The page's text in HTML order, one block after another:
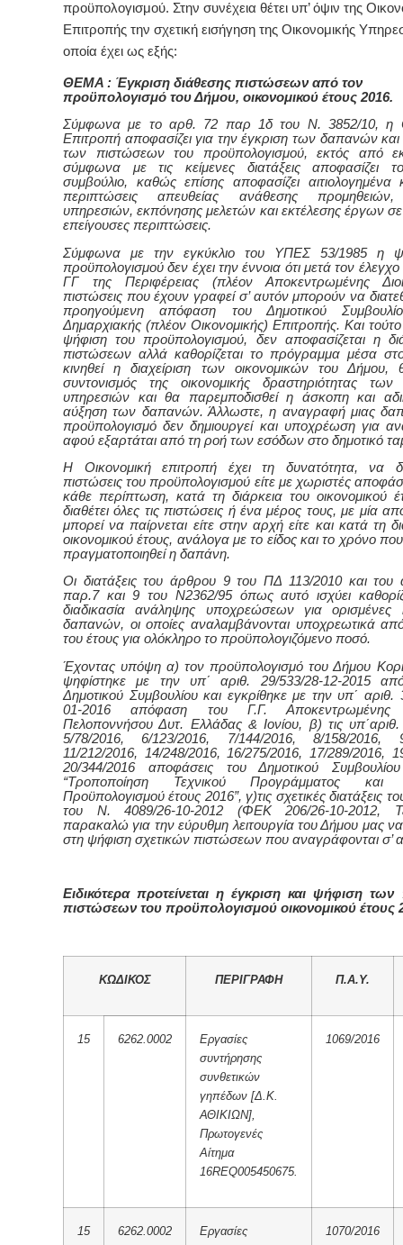
προϋπολογισμού. Στην συνέχεια θέτει υπ’ όψιν της
Επιτροπής την σχετική εισήγηση της Οικονομικής
οποία έχει ως εξής:
ΘΕΜΑ : Έγκριση διάθεσης πιστώσεων από τον
προϋπολογισμό του Δήμου, οικονομικού έτους 2016.
Σύμφωνα με το αρθ. 72 παρ 1δ του Ν. 3852/10, η
Επιτροπή αποφασίζει για την έγκριση των δαπανών και
των πιστώσεων του προϋπολογισμού, εκτός από
σύμφωνα με τις κείμενες διατάξεις αποφασίζει
συμβούλιο, καθώς επίσης αποφασίζει αιτιολογημένα
περιπτώσεις απευθείας ανάθεσης
υπηρεσιών, εκπόνησης μελετών και εκτέλεσης έργων σε
επείγουσες περιπτώσεις.
Σύμφωνα με την εγκύκλιο του ΥΠΕΣ 53/1985 η
προϋπολογισμού δεν έχει την έννοια ότι μετά τον
ΓΓ της Περιφέρειας (πλέον Αποκεντρωμένης
πιστώσεις που έχουν γραφεί σ’ αυτόν μπορούν να
προηγούμενη απόφαση του Δημοτικού
Δημαρχιακής (πλέον Οικονομικής) Επιτροπής. Και τούτο
ψήφιση του προϋπολογισμού, δεν αποφασίζεται η
πιστώσεων αλλά καθορίζεται το πρόγραμμα μέσα
κινηθεί η διαχείριση των οικονομικών του Δήμου,
συντονισμός της οικονομικής δραστηριότητας των
υπηρεσιών και θα παρεμποδισθεί η άσκοπη και
αύξηση των δαπανών. Άλλωστε, η αναγραφή μιας
προϋπολογισμό δεν δημιουργεί και υποχρέωση για
αφού εξαρτάται από τη ροή των εσόδων στο δημοτικό
Η Οικονομική επιτροπή έχει τη δυνατότητα, να
πιστώσεις του προϋπολογισμού είτε με χωριστές
κάθε περίπτωση, κατά τη διάρκεια του οικονομικού
διαθέτει όλες τις πιστώσεις ή ένα μέρος τους, με μία
μπορεί να παίρνεται είτε στην αρχή είτε και κατά τη
οικονομικού έτους, ανάλογα με το είδος και το χρόνο
πραγματοποιηθεί η δαπάνη.
Οι διατάξεις του άρθρου 9 του ΠΔ 113/2010 και του
παρ.7 και 9 του Ν2362/95 όπως αυτό ισχύει
διαδικασία ανάληψης υποχρεώσεων για ορισμένες
δαπανών, οι οποίες αναλαμβάνονται υποχρεωτικά
του έτους για ολόκληρο το προϋπολογιζόμενο ποσό.
Έχοντας υπόψη α)τον προϋπολογισμό του Δήμου
ψηφίστηκε με τηνυπ΄ αριθ. 29/533/28-12-2015 απ
Δημοτικού Συμβουλίου και εγκρίθηκε με την υπ΄ αριθ.
01-2016 απόφαση του Γ.Γ. Αποκεντρωμένης
Πελοποννήσου Δυτ. Ελλάδας & Ιονίου, β) τις
5/78/2016, 6/123/2016, 7/144/2016, 8/158/2016,
11/212/2016, 14/248/2016, 16/275/2016, 17/289/2016,
20/344/2016 αποφάσεις του Δημοτικού
“Τροποποίηση Τεχνικού Προγράμματος και
Προϋπολογισμού έτους 2016”, γ)τις σχετικές διατάξεις
του Ν. 4089/26-10-2012 (ΦΕΚ 206/26-10-2012,
παρακαλώ για την εύρυθμη λειτουργία του Δήμου μας
στη ψήφιση σχετικών πιστώσεων που αναγράφονται σ’
Ειδικότερα προτείνεται η έγκριση και ψήφιση
πιστώσεων του προϋπολογισμού οικονομικού έτους
ΚΩΔΙΚΟΣ ΠΕΡΙΓΡΑΦΗ Π.Α.Υ.
15 6262.0002
Εργασίες
συντήρησης
συνθετικών
γηπέδων [Δ.Κ.
ΑΘΙΚΙΩΝ],
Πρωτογενές
Αίτημα
16REQ005450675.
1069/2016
15 6262.0002
Εργασίες
1070/2016